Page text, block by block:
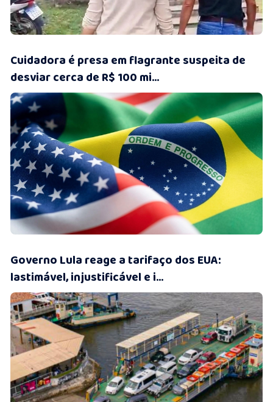
Cuidadora é presa em flagrante suspeita de
desviar cerca de R$ 100 mi...
Governo Lula reage a tarifaço dos EUA:
lastimável, injustificável e i...